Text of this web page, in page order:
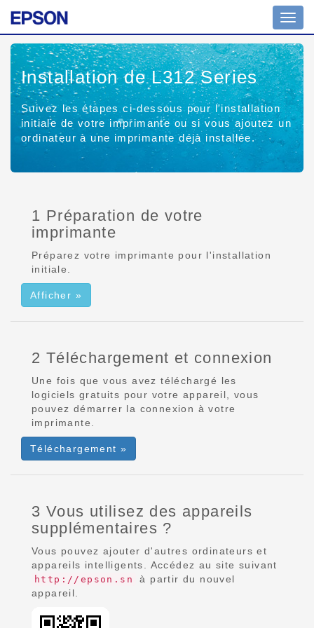
ou
la
Installation de L312 Series
Suivez les étapes ci-dessous pour l'installation
initiale de votre imprimante ou si vous ajoutez un
ordinateur à une imprimante déjà installée.
1 Préparation de votre
imprimante
Préparez votre imprimante pour l'installation
initiale.
Afficher »
2 Téléchargement et connexion
Une fois que vous avez téléchargé les
logiciels gratuits pour votre appareil, vous
pouvez démarrer la connexion à votre
imprimante.
Téléchargement »
3 Vous utilisez des appareils
supplémentaires ?
Vous pouvez ajouter d'autres ordinateurs et
appareils intelligents. Accédez au site suivant
http://epson.sn
à partir du nouvel
appareil.